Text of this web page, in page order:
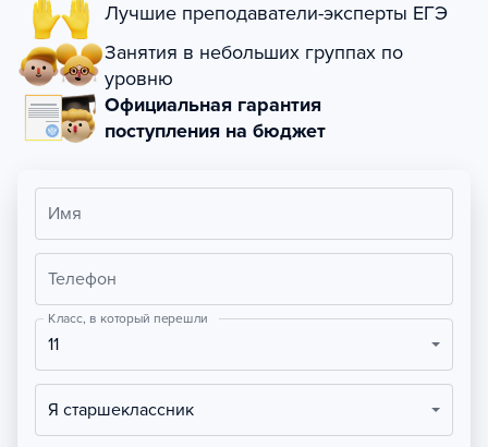
Лучшие преподаватели-эксперты ЕГЭ
Занятия в небольших группах по
уровню
Официальная гарантия
поступления на бюджет
Имя
Телефон
Класс, в который перешли
11
Я старшеклассник